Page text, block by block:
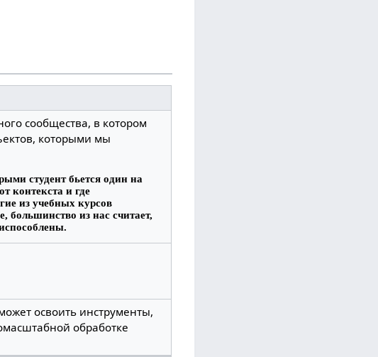
сообщества, в котором
которыми мы
студент бьется один на
контекста и где
из учебных курсов
большинство из нас считает,
освоить инструменты,
обработке